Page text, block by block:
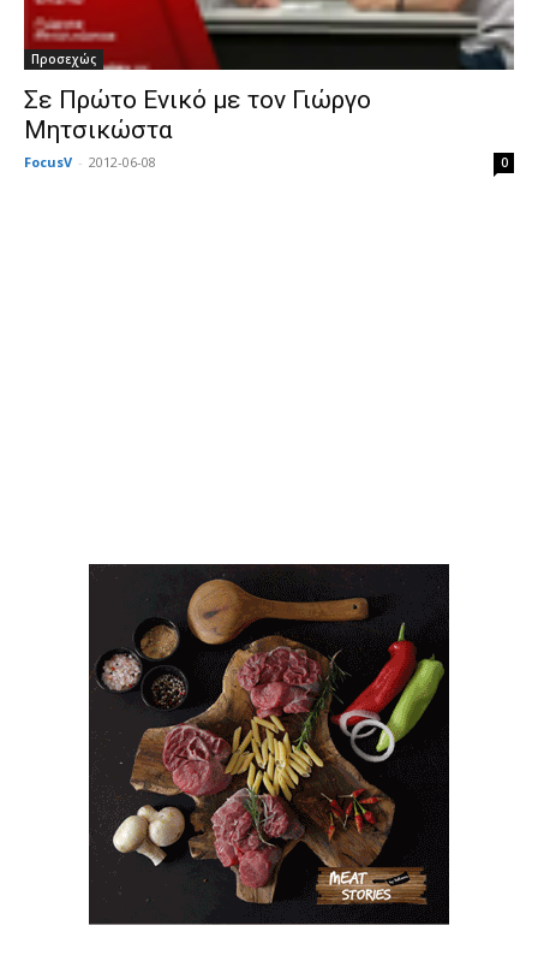
Προσεχώς
Σε Πρώτο Ενικό με τον Γιώργο
Μητσικώστα
FocusV - 2012-06-08 0